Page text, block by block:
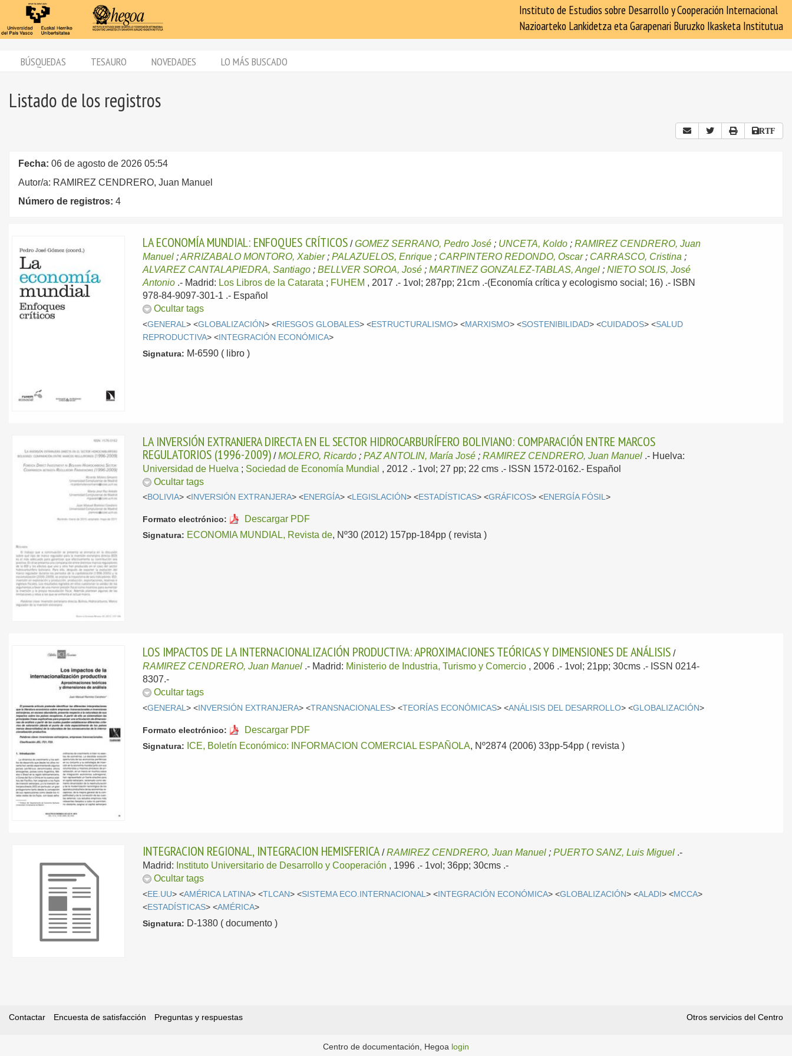
Instituto de Estudios sobre Desarrollo y Cooperación Internacional
Nazioarteko Lankidetza eta Garapenari Buruzko Ikasketa Institutua
BÚSQUEDAS TESAURO NOVEDADES LO MÁS BUSCADO
Listado de los registros
RTF
Fecha: 06 de agosto de 2026 05:54
Autor/a: RAMIREZ CENDRERO, Juan Manuel
Número de registros: 4
LA ECONOMÍA MUNDIAL: ENFOQUES CRÍTICOS /GOMEZ SERRANO, Pedro José ; UNCETA, Koldo ;RAMIREZ CENDRERO, Juan
Manuel ;ARRIZABALO MONTORO, Xabier;PALAZUELOS, Enrique ; CARPINTERO REDONDO, Oscar; CARRASCO, Cristina ;
ALVAREZ CANTALAPIEDRA, Santiago ;BELLVER SOROA, José ;MARTINEZ GONZALEZ-TABLAS, Angel ;NIETO SOLIS, José
Antonio .- Madrid: Los Libros de la Catarata ; FUHEM , 2017 .- 1vol; 287pp; 21cm .-(Economía crítica y ecologismo social; 16) .- ISBN
978-84-9097-301-1 .- Español
Ocultar tags
<GENERAL> <GLOBALIZACIÓN> <RIESGOS GLOBALES> <ESTRUCTURALISMO> <MARXISMO> <SOSTENIBILIDAD> <CUIDADOS> <SALUD
REPRODUCTIVA> <INTEGRACIÓN ECONÓMICA>
Signatura: M-6590 ( libro )
LA INVERSIÓN EXTRANJERA DIRECTA EN EL SECTOR HIDROCARBURÍFERO BOLIVIANO: COMPARACIÓN ENTRE MARCOS
REGULATORIOS (1996-2009) /MOLERO, Ricardo ;PAZ ANTOLIN, María José ;RAMIREZ CENDRERO, Juan Manuel .- Huelva:
Universidad de Huelva ; Sociedad de Economía Mundial , 2012 .- 1vol; 27 pp; 22 cms .- ISSN 1572-0162.- Español
Ocultar tags
<BOLIVIA> < INVERSIÓN EXTRANJERA> <ENERGÍA> <LEGISLACIÓN> <ESTADÍSTICAS> <GRÁFICOS> <ENERGÍA FÓSIL>
Formato electrónico: Descargar PDF
Signatura: ECONOMIA MUNDIAL, Revista de, Nº30 (2012) 157pp-184pp ( revista )
LOS IMPACTOS DE LA INTERNACIONALIZACIÓN PRODUCTIVA: APROXIMACIONES TEÓRICAS Y DIMENSIONES DE ANÁLISIS /
RAMIREZ CENDRERO, Juan Manuel .- Madrid: Ministerio de Industria, Turismo y Comercio , 2006 .- 1vol; 21pp; 30cms .- ISSN 0214-
8307.-
Ocultar tags
<GENERAL> <INVERSIÓN EXTRANJERA> <TRANSNACIONALES> <TEORÍAS ECONÓMICAS> <ANÁLISIS DEL DESARROLLO> <GLOBALIZACIÓN>
Formato electrónico: Descargar PDF
Signatura: ICE, Boletín Económico: INFORMACION COMERCIAL ESPAÑOLA, Nº2874 (2006) 33pp-54pp ( revista )
INTEGRACION REGIONAL, INTEGRACION HEMISFERICA /RAMIREZ CENDRERO, Juan Manuel ;PUERTO SANZ, Luis Miguel .-
Madrid: Instituto Universitario de Desarrollo y Cooperación , 1996 .- 1vol; 36pp; 30cms .-
Ocultar tags
<EE.UU> <AMÉRICA LATINA> <TLCAN> <SISTEMA ECO.INTERNACIONAL> <INTEGRACIÓN ECONÓMICA> <GLOBALIZACIÓN> <ALADI> <MCCA>
<ESTADÍSTICAS> <AMÉRICA>
Signatura: D-1380 ( documento )
Contactar Encuesta de satisfacción Preguntas y respuestas Otros servicios del Centro
Centro de documentación, Hegoa login